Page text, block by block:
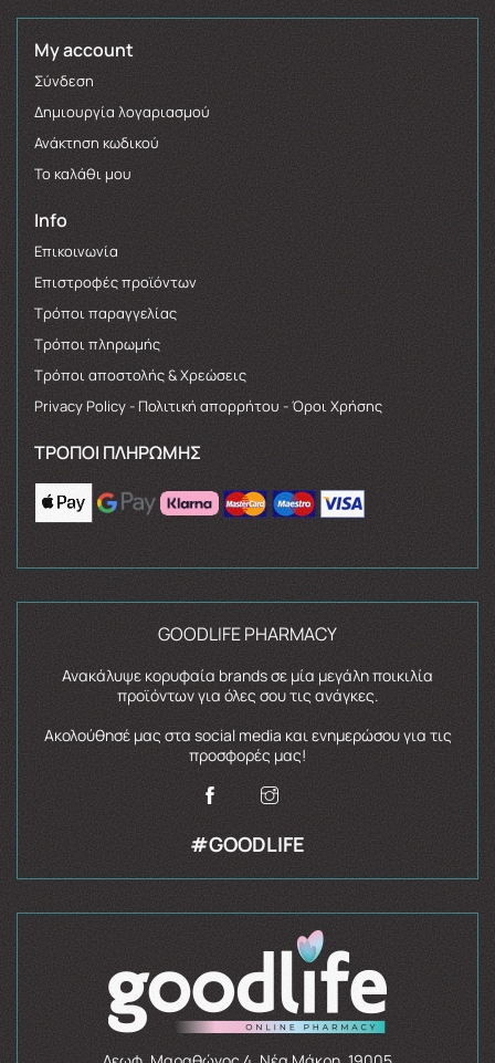
My account
Σύνδεση
Δημιουργία λογαριασμού
Ανάκτηση κωδικού
Το καλάθι μου
Info
Επικοινωνία
Επιστροφές προϊόντων
Τρόποι παραγγελίας
Τρόποι πληρωμής
Τρόποι αποστολής & Χρεώσεις
Privacy Policy - Πολιτική απορρήτου - Όροι Χρήσης
ΤΡΌΠΟΙ ΠΛΗΡΩΜΉΣ
GOODLIFE PHARMACY
Ανακάλυψε κορυφαία brands σε μία μεγάλη ποικιλία
προϊόντων για όλες σου τις ανάγκες.
Ακολούθησέ μας στα social media και ενημερώσου για τις
προσφορές μας!
#GOODLIFE